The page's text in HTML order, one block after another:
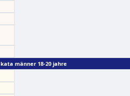
kata männer 18-20 jahre